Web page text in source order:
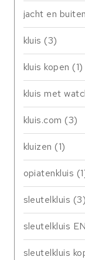
jacht en
kluis (3)
kluis kopen (1)
kluis met
kluis.com (3)
kluizen (1)
opiatenkluis
sleutelkluis (3)
sleutelkluis
sleutelkluis